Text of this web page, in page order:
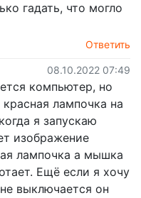
гадать, что могло
Ответить
08.10.2022 07:49
компьютер, но
лампочка на
я запускаю
изображение
лампочка а мышка
Ещё если я хочу
выключается он